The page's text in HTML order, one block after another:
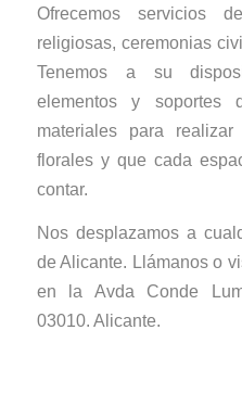
Ofrecemos servicios
religiosas, ceremonias
Tenemos a su
elementos y soportes
materiales para realizar
florales y que cada
contar.
Nos desplazamos a
de Alicante. Llámanos o
en la Avda Conde
03010. Alicante.